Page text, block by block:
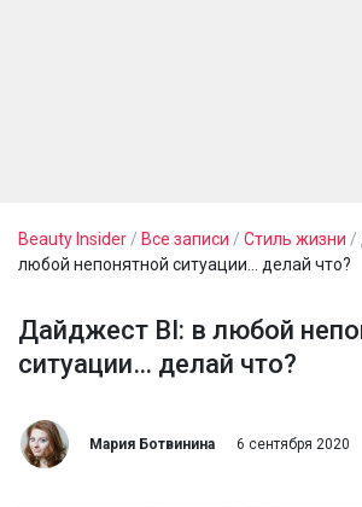
Beauty Insider / Все записи / Стиль жизни /
любой непонятной ситуации… делай что?
Дайджест BI: в любой
ситуации… делай что?
Мария Ботвинина 6 сентября 2020